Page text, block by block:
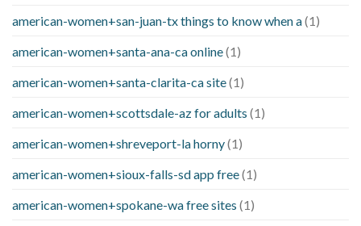
american-women+san-juan-tx things to know when a(1)
american-women+santa-ana-ca online(1)
american-women+santa-clarita-ca site(1)
american-women+scottsdale-az for adults (1)
american-women+shreveport-la horny(1)
american-women+sioux-falls-sd app free(1)
american-women+spokane-wa free sites (1)